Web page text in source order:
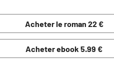
Acheter le roman 22 €
Acheter ebook 5.99 €